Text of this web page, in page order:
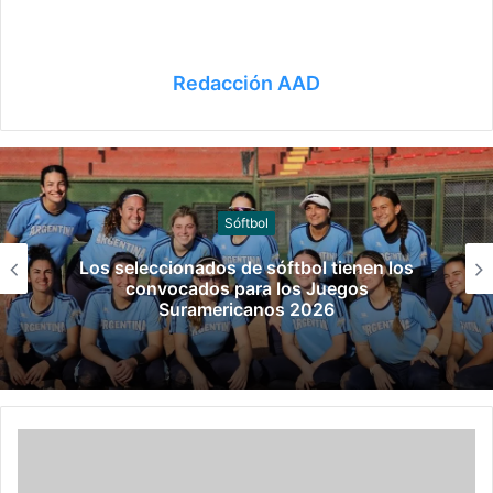
Redacción AAD
Canotaje
Manuel Tripano se consagró campeón
panamericano de canotaje slalom